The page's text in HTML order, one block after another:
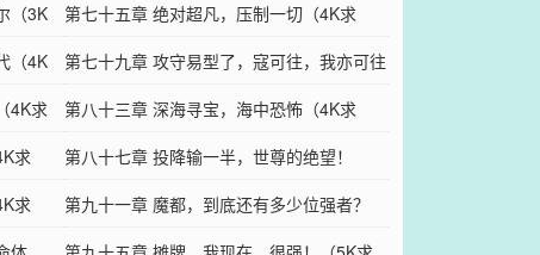
（3K
第七十五章 绝对超凡，压制一切（4K求
订）
（4K
第七十九章 攻守易型了，寇可往，我亦可往
（4K求订）
4K求
第八十三章 深海寻宝，海中恐怖（4K求
订）
求
第八十七章 投降输一半，世尊的绝望！
（4K求订）
求
第九十一章 魔都，到底还有多少位强者？